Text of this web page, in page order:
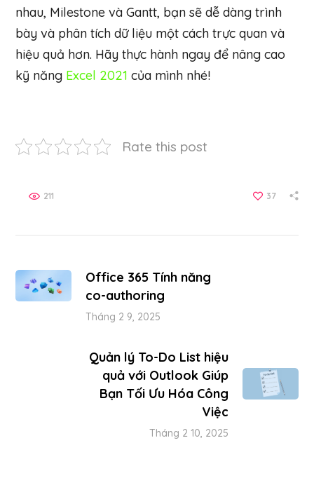
nhau, Milestone và Gantt, bạn sẽ dễ dàng trình
bày và phân tích dữ liệu một cách trực quan và
hiệu quả hơn. Hãy thực hành ngay để nâng cao
kỹ năng Excel 2021 của mình nhé!
Rate this post
37
211
Office 365 Tính năng
co-authoring
Tháng 2 9, 2025
Quản lý To-Do List hiệu
quả với Outlook Giúp
Bạn Tối Ưu Hóa Công
Việc
Tháng 2 10, 2025